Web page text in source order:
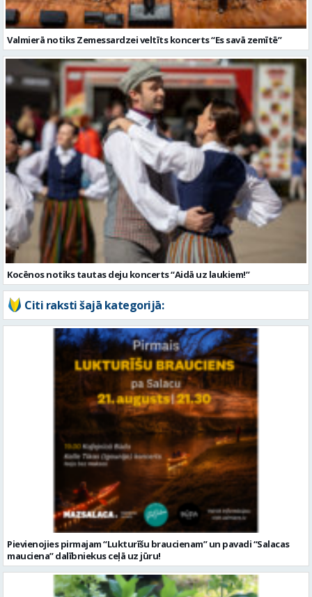
Valmierā notiks Zemessardzei veltīts koncerts “Es savā zemītē”
Kocēnos notiks tautas deju koncerts “Aidā uz laukiem!”
Citi raksti šajā kategorijā:
Pievienojies pirmajam “Lukturīšu braucienam” un pavadi “Salacas
mauciena” dalībniekus ceļā uz jūru!